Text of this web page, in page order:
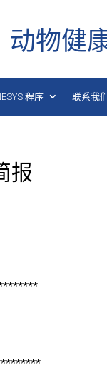
动物健
程序 联系我们
报